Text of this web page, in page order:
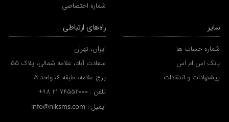
شماره اختصاصی
سایر
شماره حساب ها
بانک اس ام اس
پیشنهادات و انتقادات
راه‌های ارتباطی
ایران، تهران
سعادت آباد، علامه شمالی، پلاک 55
برج علامه، طبقه 6، واحد A
تلفن : +98 21 74552000
ایمیل : info@niksms.com